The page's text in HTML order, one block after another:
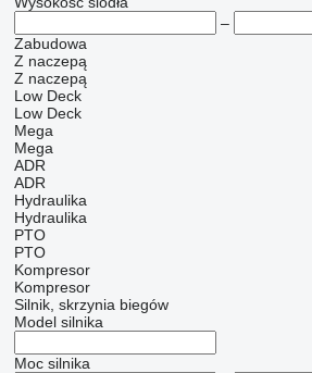
–
Zabudowa
Z naczepą
Z naczepą
Low Deck
Low Deck
Mega
Mega
ADR
ADR
Hydraulika
Hydraulika
PTO
PTO
Kompresor
Kompresor
Silnik, skrzynia biegów
Model silnika
Moc silnika